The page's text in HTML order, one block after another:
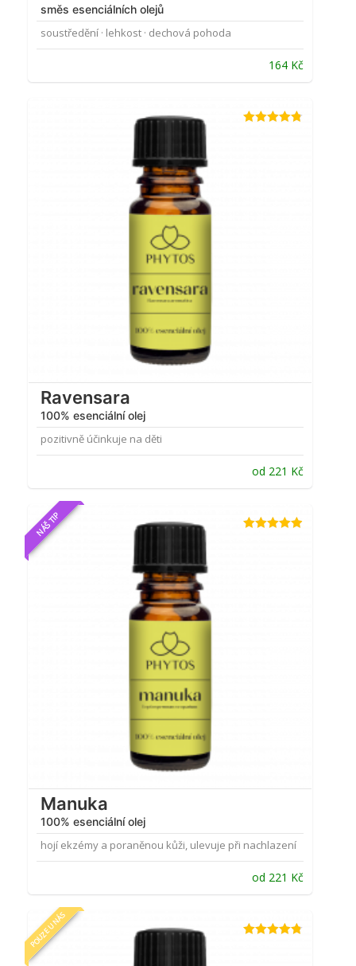
směs esenciálních olejů
soustředění · lehkost · dechová pohoda
164 Kč
Ravensara
100% esenciální olej
pozitivně účinkuje na děti
od 221 Kč
NÁŠ TIP
Manuka
100% esenciální olej
hojí ekzémy a poraněnou kůži, ulevuje při nachlazení
od 221 Kč
POUZE U NÁS